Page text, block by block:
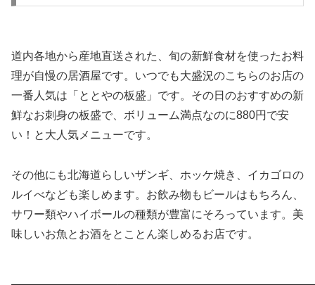
道内各地から産地直送された、旬の新鮮食材を使ったお料
理が自慢の居酒屋です。いつでも大盛況のこちらのお店の
一番人気は「ととやの板盛」です。その日のおすすめの新
鮮なお刺身の板盛で、ボリューム満点なのに880円で安
い！と大人気メニューです。
その他にも北海道らしいザンギ、ホッケ焼き、イカゴロの
ルイべなども楽しめます。お飲み物もビールはもちろん、
サワー類やハイボールの種類が豊富にそろっています。美
味しいお魚とお酒をとことん楽しめるお店です。